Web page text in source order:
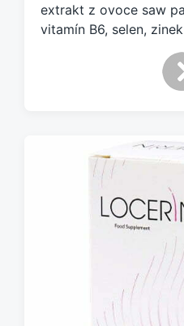
extrakt z ovoce saw
vitamín B6, selen,